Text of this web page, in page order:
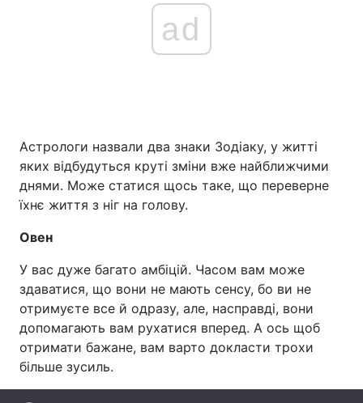
Головна Війна
Україна
Економіка
Спорт
Техно і зв'язок Лайт
Зброя Інциденти
Здоров'я Туризм
ad
Астрологи назвали два знаки Зодіаку, у житті
яких відбудуться круті зміни вже найближчими
днями. Може статися щось таке, що переверне
їхнє життя з ніг на голову.
Овен
У вас дуже багато амбіцій. Часом вам може
здаватися, що вони не мають сенсу, бо ви не
отримуєте все й одразу, але, насправді, вони
допомагають вам рухатися вперед. А ось щоб
отримати бажане, вам варто докласти трохи
більше зусиль.